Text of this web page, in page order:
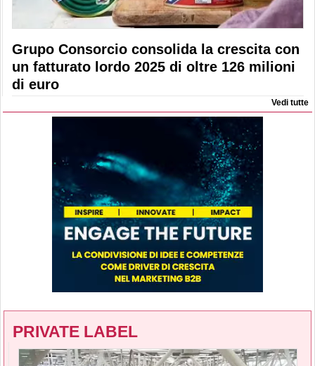
Grupo Consorcio consolida la crescita con
un fatturato lordo 2025 di oltre 126 milioni
di euro
Vedi tutte
PRIVATE LABEL